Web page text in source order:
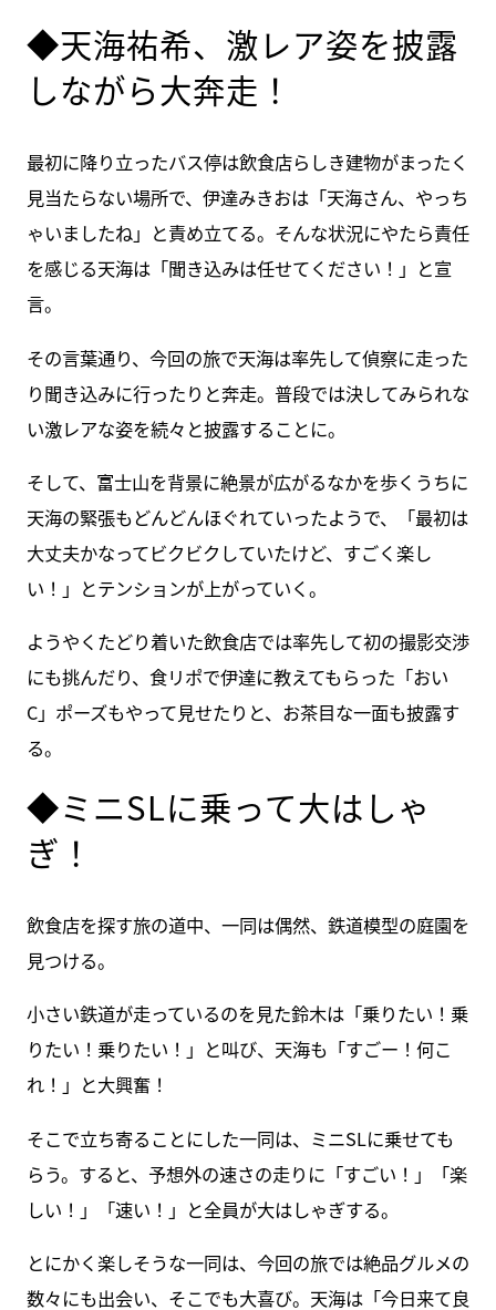
◆天海祐希、激レア姿を披露
しながら大奔走！
最初に降り立ったバス停は飲食店らしき建物がまったく
見当たらない場所で、伊達みきおは「天海さん、やっち
ゃいましたね」と責め立てる。そんな状況にやたら責任
を感じる天海は「聞き込みは任せてください！」と宣
言。
その言葉通り、今回の旅で天海は率先して偵察に走った
り聞き込みに行ったりと奔走。普段では決してみられな
い激レアな姿を続々と披露することに。
そして、富士山を背景に絶景が広がるなかを歩くうちに
天海の緊張もどんどんほぐれていったようで、「最初は
大丈夫かなってビクビクしていたけど、すごく楽し
い！」とテンションが上がっていく。
ようやくたどり着いた飲食店では率先して初の撮影交渉
にも挑んだり、食リポで伊達に教えてもらった「おい
C」ポーズもやって見せたりと、お茶目な一面も披露す
る。
◆ミニSLに乗って大はしゃ
ぎ！
飲食店を探す旅の道中、一同は偶然、鉄道模型の庭園を
見つける。
小さい鉄道が走っているのを見た鈴木は「乗りたい！乗
りたい！乗りたい！」と叫び、天海も「すごー！何こ
れ！」と大興奮！
そこで立ち寄ることにした一同は、ミニSLに乗せても
らう。すると、予想外の速さの走りに「すごい！」「楽
しい！」「速い！」と全員が大はしゃぎする。
とにかく楽しそうな一同は、今回の旅では絶品グルメの
数々にも出会い、そこでも大喜び。天海は「今日来て良